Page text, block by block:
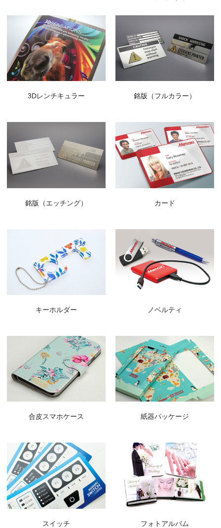
3Dレンチキュラー 銘版（フルカラー）
銘版（エッチング） カード
キーホルダー ノベルティ
合皮スマホケース 紙器パッケージ
スイッチ フォトアルバム